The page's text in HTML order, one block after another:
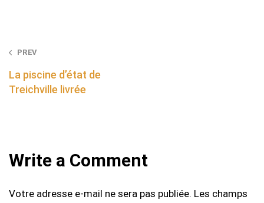
Post
navigation
PREV
La piscine d’état de
Treichville livrée
Write a Comment
Votre adresse e-mail ne sera pas publiée. Les champs